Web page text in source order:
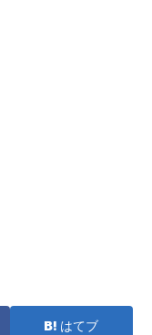
はてブ